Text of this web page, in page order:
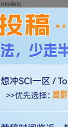
substitutes
integrated systems
and surface
within
5090